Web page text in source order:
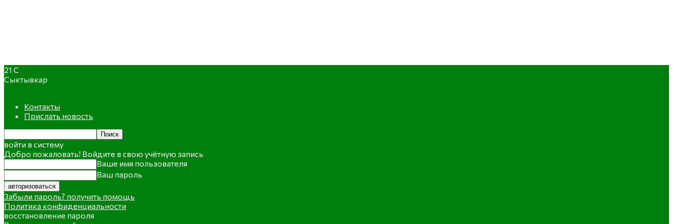
21 C
Сыктывкар
Контакты
Прислать новость
войти в систему
Добро пожаловать! Войдите в свою учётную запись
Ваше имя пользователя
Ваш пароль
Забыли пароль? получить помощь
Политика конфиденциальности
восстановление пароля